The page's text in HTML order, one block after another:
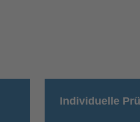
Individuelle